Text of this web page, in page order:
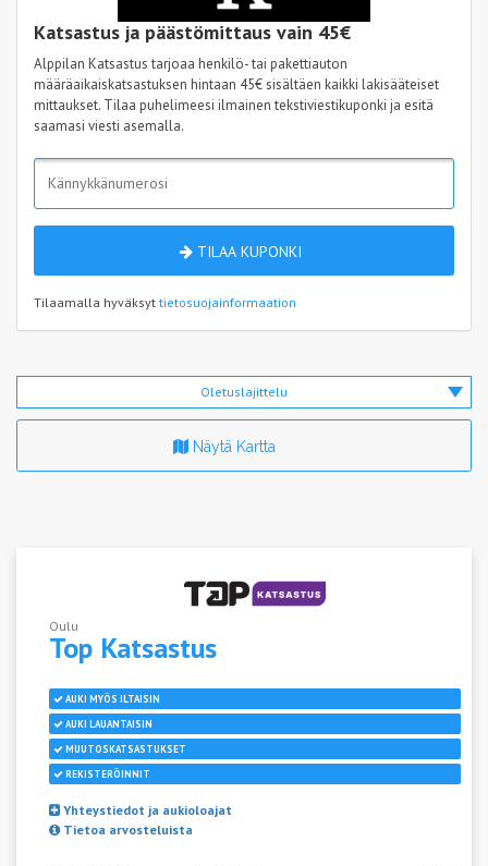
Katsastus ja päästömittaus vain 45€
Alppilan Katsastus tarjoaa henkilö- tai pakettiauton
määräaikaiskatsastuksen hintaan 45€ sisältäen kaikki lakisääteiset
mittaukset. Tilaa puhelimeesi ilmainen tekstiviestikuponki ja esitä
saamasi viesti asemalla.
TILAA KUPONKI
Tilaamalla hyväksyt tietosuojainformaation
Oletuslajittelu
Näytä Kartta
Oulu
Top Katsastus
AUKI MYÖS ILTAISIN
AUKI LAUANTAISIN
MUUTOSKATSASTUKSET
REKISTERÖINNIT
Yhteystiedot ja aukioloajat
Tietoa arvosteluista